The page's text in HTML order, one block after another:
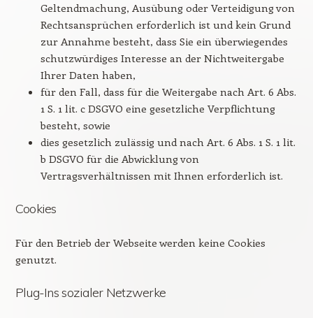
Geltendmachung, Ausübung oder Verteidigung von
Rechtsansprüchen erforderlich ist und kein Grund
zur Annahme besteht, dass Sie ein überwiegendes
schutzwürdiges Interesse an der Nichtweitergabe
Ihrer Daten haben,
für den Fall, dass für die Weitergabe nach Art. 6 Abs.
1 S. 1 lit. c DSGVO eine gesetzliche Verpflichtung
besteht, sowie
dies gesetzlich zulässig und nach Art. 6 Abs. 1 S. 1 lit.
b DSGVO für die Abwicklung von
Vertragsverhältnissen mit Ihnen erforderlich ist.
Cookies
Für den Betrieb der Webseite werden keine Cookies
genutzt.
Plug-Ins sozialer Netzwerke